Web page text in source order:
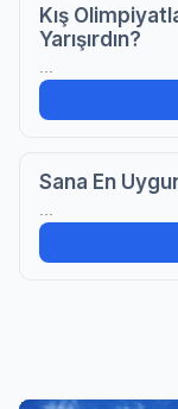
Kış
Yarışırdın?
Sana En